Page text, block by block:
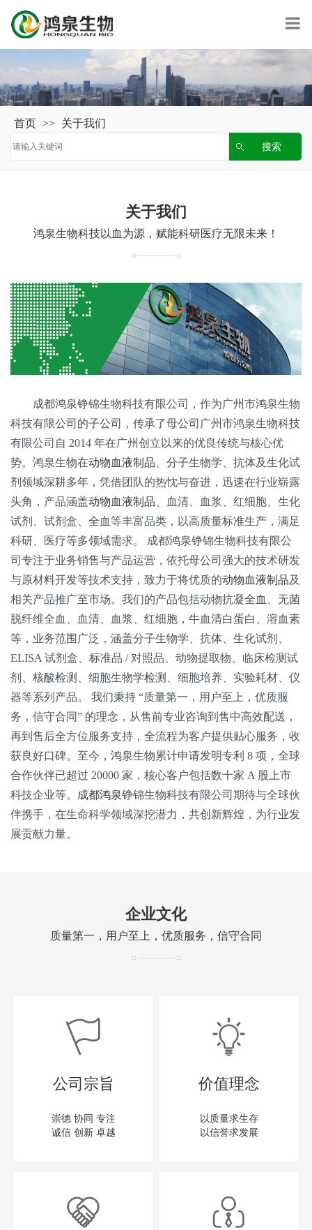
首页 >> 关于我们
关于我们
鸿泉生物科技以血为源，赋能科研医疗无限未来！
成都鸿泉铮锦生物科技有限公司，作为广州市鸿泉生物
科技有限公司的子公司，传承了母公司广州市鸿泉生物科技
有限公司自 2014 年在广州创立以来的优良传统与核心优
势。鸿泉生物在动物血液制品 、分子生物学、抗体及生化试
剂领域深耕多年，凭借团队的热忱与奋进，迅速在行业崭露
头角，产品涵盖动物血液制品 、血清、血浆、红细胞、生化
试剂、试剂盒、全血等丰富品类，以高质量标准生产，满足
科研、医疗等多领域需求。 成都鸿泉铮锦生物科技有限公
司专注于业务销售与产品运营，依托母公司强大的技术研发
与原材料开发等技术支持，致力于将优质的动物血液制品及
相关产品推广至市场。我们的产品包括动物抗凝全血、无菌
脱纤维全血、血清、血浆、红细胞，牛血清白蛋白、溶血素
等，业务范围广泛，涵盖分子生物学、抗体、生化试剂、
ELISA 试剂盒、标准品 / 对照品、动物提取物、临床检测试
剂、核酸检测、细胞生物学检测、细胞培养、实验耗材、仪
器等系列产品。 我们秉持 “质量第一，用户至上，优质服
务，信守合同” 的理念，从售前专业咨询到售中高效配送，
再到售后全方位服务支持，全流程为客户提供贴心服务，收
获良好口碑。至今，鸿泉生物累计申请发明专利 8 项，全球
合作伙伴已超过 20000 家，核心客户包括数十家 A 股上市
科技企业等。
成都鸿泉铮锦生物科技有限公司期待与全球伙
伴携手，在生命科学领域深挖潜力，共创新辉煌，为行业发
展贡献力量。
企业文化
质量第一，用户至上，优质服务，信守合同
公司宗旨
崇德 协同 专注
诚信 创新 卓越
价值理念
以质量求生存
以信誉求发展